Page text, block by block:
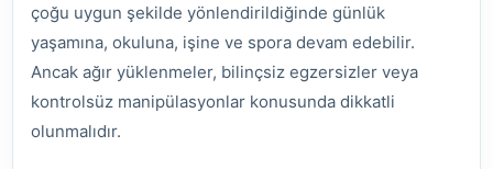
çoğu uygun şekilde yönlendirildiğinde günlük
yaşamına, okuluna, işine ve spora devam edebilir.
Ancak ağır yüklenmeler, bilinçsiz egzersizler veya
kontrolsüz manipülasyonlar konusunda dikkatli
olunmalıdır.